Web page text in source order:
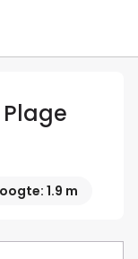
1.9 m